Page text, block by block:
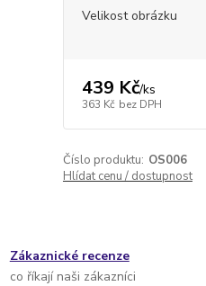
Velikost obrázku
439 Kč/ks
363 Kč bez DPH
Číslo produktu: OS006
Hlídat cenu / dostupnost
Zákaznické recenze
co říkají naši zákazníci